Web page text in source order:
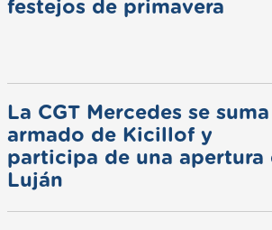
festejos de primavera
La CGT Mercedes se suma
armado de Kicillof y
participa de una apertura
Luján